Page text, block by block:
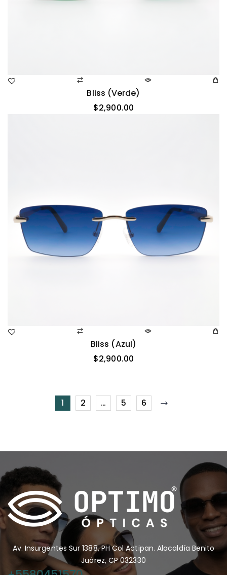
Bliss (verde)
$2,900.00
Bliss (azul)
$2,900.00
1 2 … 5 6
Av. Insurgentes Sur 1388, PH Col Actipan. Alacaldía Benito
Juárez, CP 032330